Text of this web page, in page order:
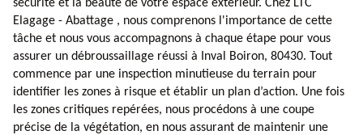
sécurité et la beauté de votre espace extérieur. Chez LTC
Elagage - Abattage , nous comprenons l'importance de cette
tâche et nous vous accompagnons à chaque étape pour vous
assurer un débroussaillage réussi à Inval Boiron, 80430. Tout
commence par une inspection minutieuse du terrain pour
identifier les zones à risque et établir un plan d’action. Une fois
les zones critiques repérées, nous procédons à une coupe
précise de la végétation, en nous assurant de maintenir une